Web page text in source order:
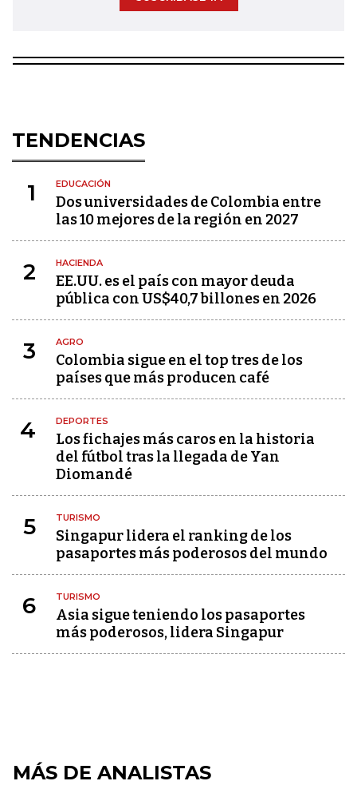
TENDENCIAS
1 EDUCACIÓN
Dos universidades de Colombia entre
las 10 mejores de la región en 2027
2 HACIENDA
EE.UU. es el país con mayor deuda
pública con US$40,7 billones en 2026
3 AGRO
Colombia sigue en el top tres de los
países que más producen café
4 DEPORTES
Los fichajes más caros en la historia
del fútbol tras la llegada de Yan
Diomandé
5 TURISMO
Singapur lidera el ranking de los
pasaportes más poderosos del mundo
6 TURISMO
Asia sigue teniendo los pasaportes
más poderosos, lidera Singapur
MÁS DE ANALISTAS